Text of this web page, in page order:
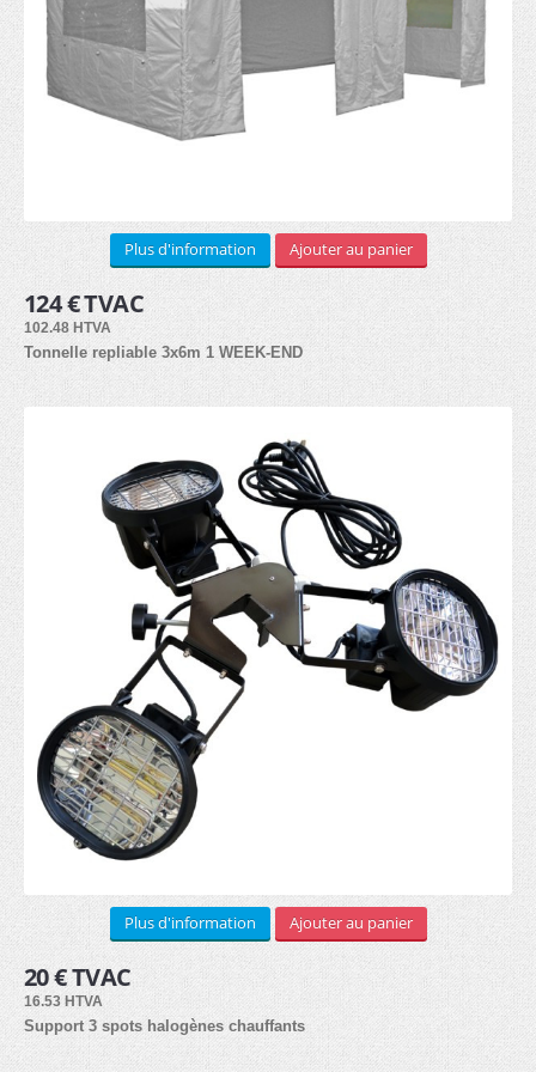
LOCATION
Arches (1)
Kit de côtés (2)
Lampes hallogènes chauffantes (1)
Lampes LED (1)
STRUCTURE ALUMINIUM
Murale (8)
Sur pieds (8)
Cadre textile (7)
Cubique (7)
Drapeaux
Beachflag (30)
Bases (8)
Plus d'information Ajouter au panier
124 € TVAC
102.48 HTVA
Tonnelle repliable 3x6m 1 WEEK-END
Plus d'information Ajouter au panier
20 € TVAC
16.53 HTVA
Support 3 spots halogènes chauffants